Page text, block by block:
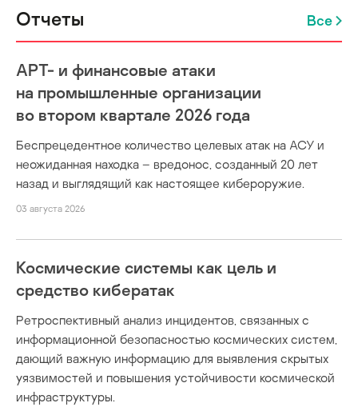
Отчеты Все
APT- и финансовые атаки
на промышленные организации
во втором квартале 2026 года
Беспрецедентное количество целевых атак на АСУ и
неожиданная находка – вредонос, созданный 20 лет
назад и выглядящий как настоящее кибероружие.
03 августа 2026
Космические системы как цель и
средство кибератак
Ретроспективный анализ инцидентов, связанных с
информационной безопасностью космических систем,
дающий важную информацию для выявления скрытых
уязвимостей и повышения устойчивости космической
инфраструктуры.